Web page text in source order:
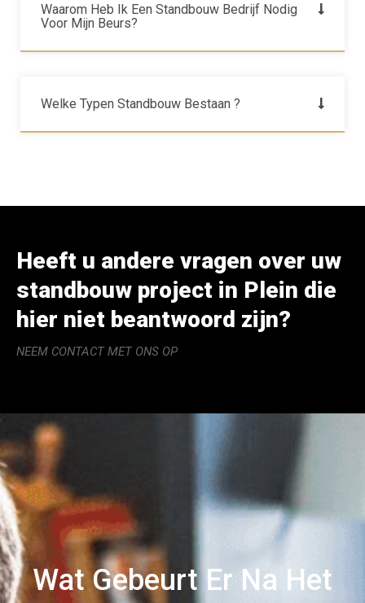
Waarom Heb Ik Een Standbouw Bedrijf Nodig
Voor Mijn Beurs?
Welke Typen Standbouw Bestaan ?
Heeft u andere vragen over uw
standbouw project in Plein die
hier niet beantwoord zijn?
NEEM CONTACT MET ONS OP
Wat Gebeurt Er Na Het